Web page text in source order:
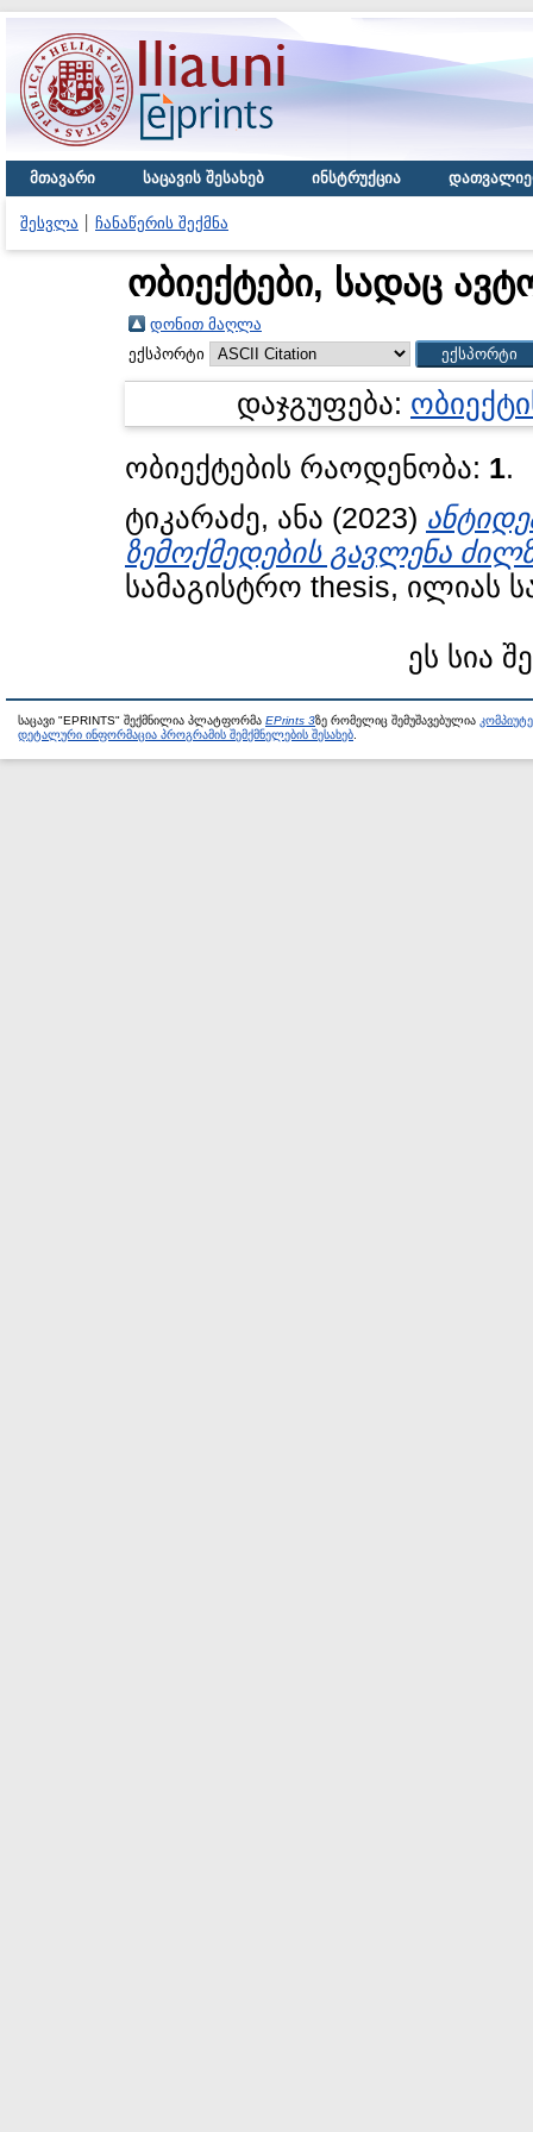
მთავარი საცავის შესახებ ინსტრუქცია
შესვლა ჩანაწერის შექმნა
ობიექტები, სადაც
დონით მაღლა
ექსპორტი
დაჯგუფება:
ობიექტების რაოდენობა: 1.
ტიკარაძე, ანა (2023)
ზემოქმედების გავლენა
სამაგისტრო thesis, ილიას
ეს სია
საცავი "EPRINTS" შექმნილია პლატფორმა EPrints 3ზე რომელიც შემუშავებულია
დეტალური ინფორმაცია პროგრამის შემქმნელების შესახებ